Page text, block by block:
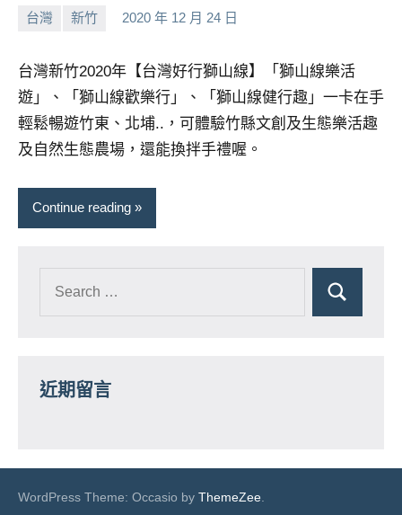
台灣 新竹 2020 年 12 月 24 日
小
No
台灣新竹2020年【台灣好行獅山線】「獅山線樂活
遊」、「獅山線歡樂行」、「獅山線健行趣」一卡在手
輕鬆暢遊竹東、北埔..，可體驗竹縣文創及生態樂活趣
及自然生態農場，還能換拌手禮喔。
Continue reading
近期留言
WordPress Theme: Occasio by ThemeZee